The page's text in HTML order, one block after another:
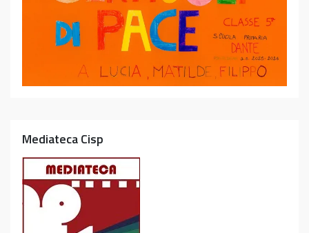
Mediateca Cisp